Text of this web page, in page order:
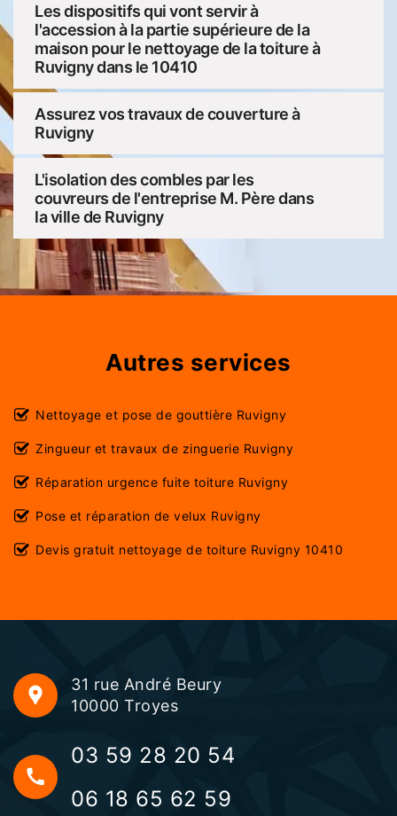
Les dispositifs qui vont servir à
l'accession à la partie supérieure de la
maison pour le nettoyage de la toiture à
Ruvigny dans le 10410
Assurez vos travaux de couverture à
Ruvigny
L'isolation des combles par les
couvreurs de l'entreprise M. Père dans
la ville de Ruvigny
Autres services
Nettoyage et pose de gouttière Ruvigny
Zingueur et travaux de zinguerie Ruvigny
Réparation urgence fuite toiture Ruvigny
Pose et réparation de velux Ruvigny
Devis gratuit nettoyage de toiture Ruvigny 10410
31 rue André Beury
10000 Troyes
03 59 28 20 54
06 18 65 62 59